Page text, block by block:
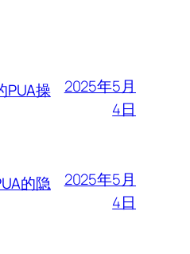
PUA操
2025年5月
4日
的隐
2025年5月
4日